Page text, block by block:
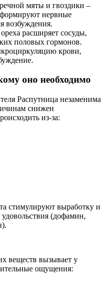
мяты и гвоздики –
нервные
возбуждения.
расширяет сосуды,
половых гормонов.
крови,
оно необходимо
Распутница незаменима
снижен
из-за:
стимулируют выработку и
(дофамин,
веществ вызывает у
ощущения: